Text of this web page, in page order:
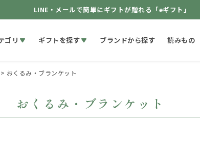
LINE・メールで簡単にギフトが贈れる「eギフト」
ゴリ ギフトを探す ブランドから探す 読みもの
おくるみ・ブランケット
おくるみ・ブランケット